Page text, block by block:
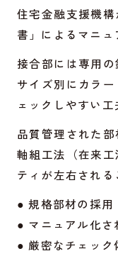
住宅金融支援機
書」によるマニュ
接合部には専用
サイズ別にカラ
ェックしやすい工
品質管理された
軸組工法（在来
ティが左右される
● 規格部材の採用
● マニュアル化さ
● 厳密なチェック